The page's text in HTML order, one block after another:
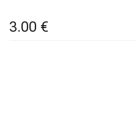
3.00 €